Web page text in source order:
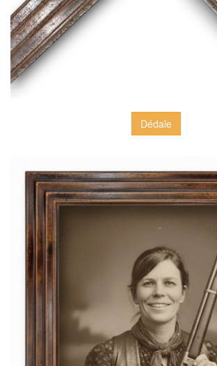
Dédale